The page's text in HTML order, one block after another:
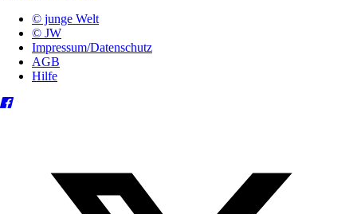
© junge Welt
© JW
Impressum/Datenschutz
AGB
Hilfe